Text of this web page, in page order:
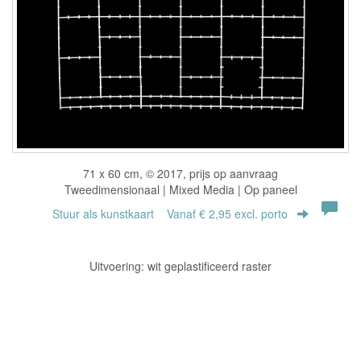
71 x 60 cm, © 2017, prijs op aanvraag
Tweedimensionaal | Mixed Media | Op paneel
Stuur als kunstkaart Vanaf € 2,95 excl. porto
Uitvoering: wit geplastificeerd raster